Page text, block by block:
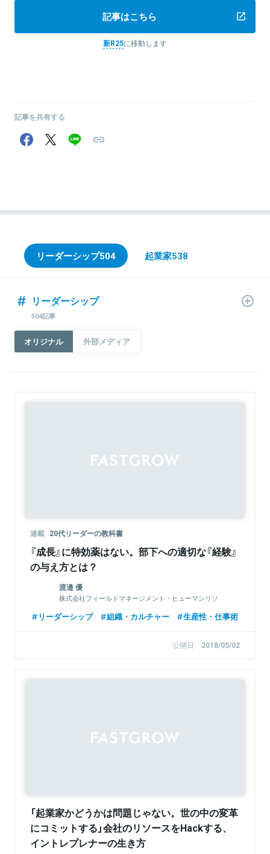
記事はこちら
新R25に移動します
記事を共有する
リーダーシップ504 起業家538
リーダーシップ
504記事
オリジナル 外部メディア
連載 20代リーダーの教科書
『成長』に特効薬はない。部下への適切な『経験』
の与え方とは？
渡邉 優
株式会社フィールドマネージメント・ヒューマンリソ
リーダーシップ 組織・カルチャー 生産性・仕事術
公開日 2018/05/02
「起業家かどうかは問題じゃない。世の中の変革
にコミットする」会社のリソースをHackする、
イントレプレナーの生き方